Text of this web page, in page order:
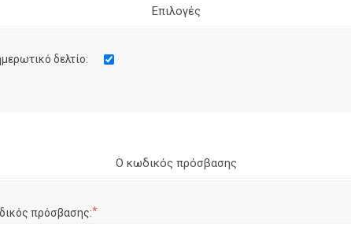
Επιλογές
δελτίο:
Ο κωδικός πρόσβασης
πρόσβασης:*